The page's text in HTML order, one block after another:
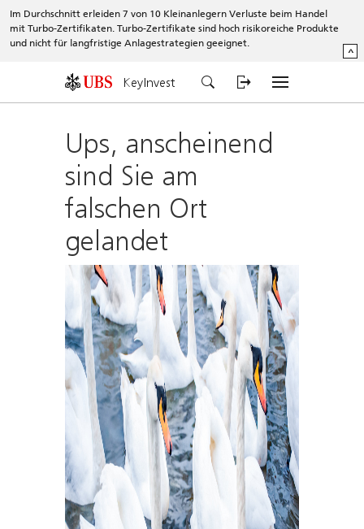
Im Durchschnitt erleiden 7 von 10 Kleinanlegern Verluste beim Handel
mit Turbo-Zertifikaten. Turbo-Zertifikate sind hoch risikoreiche Produkte
und nicht für langfristige Anlagestrategien geeignet.
^
KeyInvest
Ups, anscheinend
sind Sie am
falschen Ort
gelandet